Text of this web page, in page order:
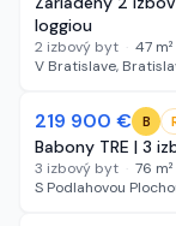
loggiou
2 izbový byt · 47 m²
V Bratislave,
NOVÉ
219 900 € B
Babony TRE | 3
3 izbový byt · 76 m²
S Podlahovou